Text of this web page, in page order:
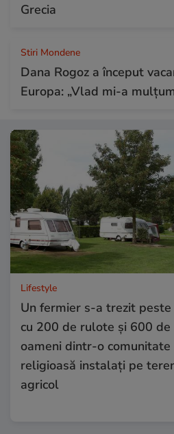
Grecia
Stiri Mondene
Dana Rogoz a început
Europa: „Vlad mi-a
Lifestyle
Un fermier s-a trezit
cu 200 de rulote și 600 de
oameni dintr-o comunitate
religioasă instalați pe
agricol